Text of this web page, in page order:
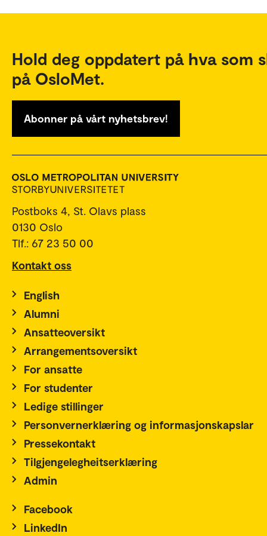
Hold deg oppdatert på hva som
på OsloMet.
Abonner på vårt nyhetsbrev!
Postboks 4, St. Olavs plass
0130 Oslo
Tlf.: 67 23 50 00
Kontakt oss
English
Alumni
Ansatteoversikt
Arrangementsoversikt
For ansatte
For studenter
Ledige stillinger
Personvernerklæring og informasjonskapslar
Pressekontakt
Tilgjengelegheitserklæring
Admin
Facebook
LinkedIn